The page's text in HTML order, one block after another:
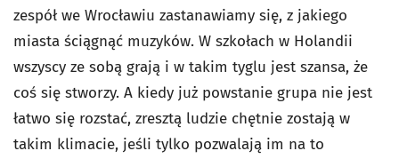
zespół we Wrocławiu zastanawiamy się, z jakiego
miasta ściągnąć muzyków. W szkołach w Holandii
wszyscy ze sobą grają i w takim tyglu jest szansa, że
coś się stworzy. A kiedy już powstanie grupa nie jest
łatwo się rozstać, zresztą ludzie chętnie zostają w
takim klimacie, jeśli tylko pozwalają im na to